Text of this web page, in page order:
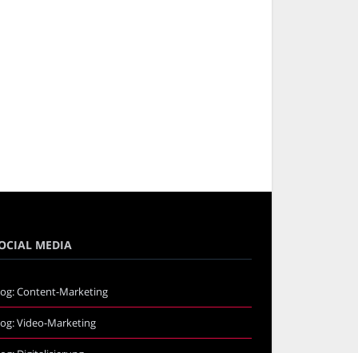
MEDIA
Content-Marketing
Video-Marketing